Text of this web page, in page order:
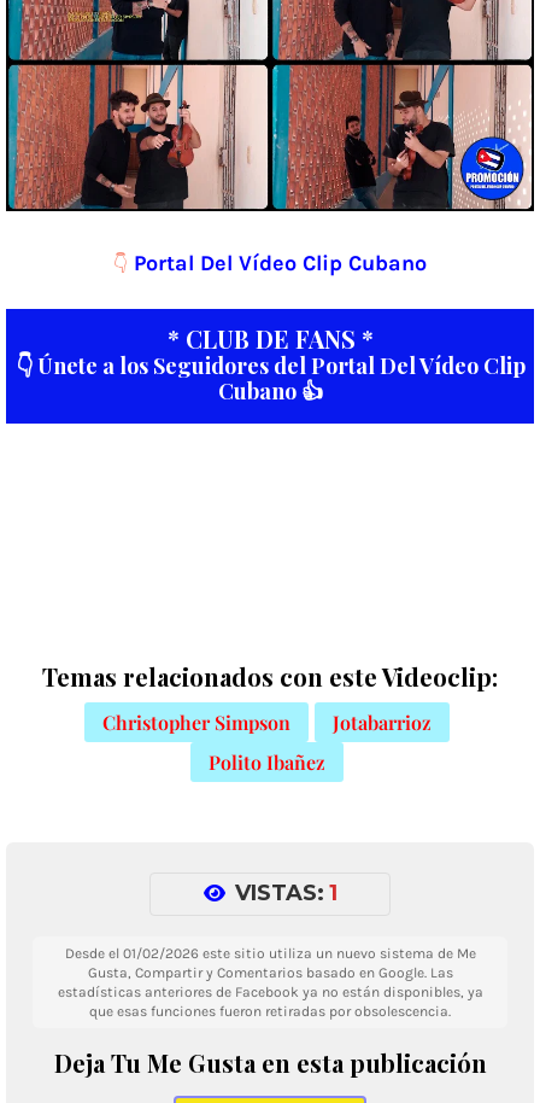
👇 Portal Del Vídeo Clip Cubano
* CLUB DE FANS *
👇 Únete a los Seguidores del Portal Del Vídeo Clip
Cubano 👍
Temas relacionados con este Videoclip:
Christopher Simpson
Jotabarrioz
Polito Ibañez
VISTAS: 1
Desde el 01/02/2026 este sitio utiliza un nuevo sistema de Me
Gusta, Compartir y Comentarios basado en Google. Las
estadísticas anteriores de Facebook ya no están disponibles, ya
que esas funciones fueron retiradas por obsolescencia.
Deja Tu Me Gusta en esta publicación